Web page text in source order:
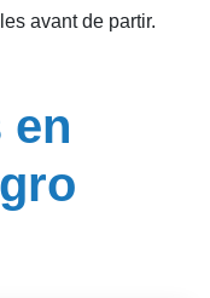
avant de partir.
en